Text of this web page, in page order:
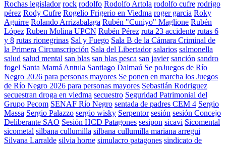
Rochas legislador rock rodolfo Rodolfo Artola rodolfo cufre rodrigo
pérez Rody Cufre Rogelio Frigerio en Viedma roger garcia Roky
Aguirre Rolando Arrizabalaga Rubén "Cuniyo" Maglione Rubén
López Ruben Molina UPCN Rubén Pérez ruta 23 accidente rutas 6
y 8 rutas rionegrinas Sal y Fuego Sala B de la Cámara Criminal de
la Primera Circunscripción Sala del Libertador salarios salmonella
salud salud mental san blas san blas pesca san javier sanción sandro
fogel Santa Mamá Antula Santiago Dalmaú Se poJuegos de Río
Negro 2026 para personas mayores Se ponen en marcha los Juegos
de Río Negro 2026 para personas mayores Sebastián Rodriguez
secuestran droga en viedma secuestro Seguridad Patrimonial del
Grupo Pecom SENAF Río Negro sentada de padres CEM 4 Sergio
Massa Sergio Palazzo sergio wisky Serpentor sesión sesión Concejo
Deliberante SAO Sesión HCD Patagones sesipon sicavi Sicomental
sicometal silbana cullumilla silbana cullumilla mariana arregui
Silvana Larralde silvia horne simulacro patagones sindicato de